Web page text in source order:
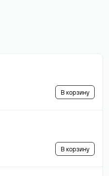
В корзину
В корзину